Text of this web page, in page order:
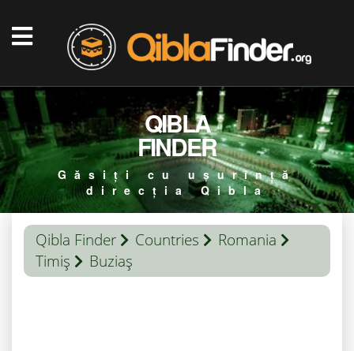
QIBLA
FINDER
Găsiți cu ușurință
direcția Qibla
Qibla Finder Countries
Romania
Timiş
Buziaș